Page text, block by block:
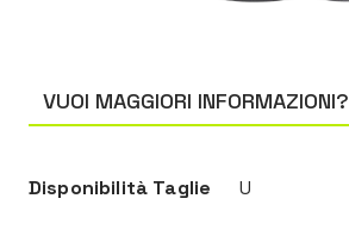
VUOI MAGGIORI INFORMAZIONI?
Disponibilità Taglie U